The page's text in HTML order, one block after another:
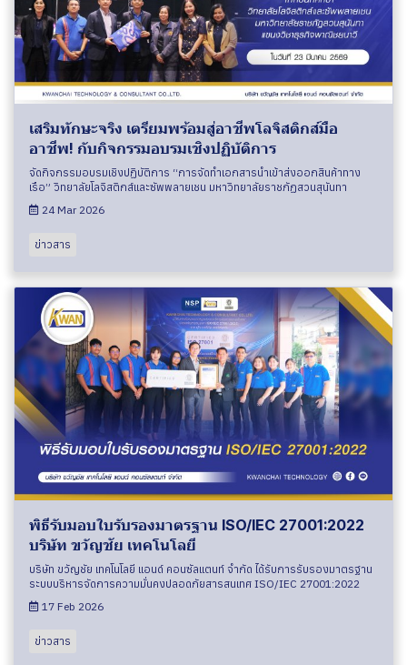
เสริมทักษะจริง เตรียมพร้อมสู่อาชีพโลจิสติกส์มือ
อาชีพ! กับกิจกรรมอบรมเชิงปฏิบัติการ
จัดกิจกรรมอบรมเชิงปฏิบัติการ “การจัดทำเอกสารนำเข้าส่งออกสินค้าทาง
เรือ” วิทยาลัยโลจิสติกส์และซัพพลายเชน มหาวิทยาลัยราชภัฏสวนสุนันทา
24 Mar 2026
ข่าวสาร
พิธีรับมอบใบรับรองมาตรฐาน ISO/IEC 27001:2022
บริษัท ขวัญชัย เทคโนโลยี
บริษัท ขวัญชัย เทคโนโลยี แอนด์ คอนซัลแตนท์ จำกัด ได้รับการรับรองมาตรฐาน
ระบบบริหารจัดการความมั่นคงปลอดภัยสารสนเทศ ISO/IEC 27001:2022
17 Feb 2026
ข่าวสาร